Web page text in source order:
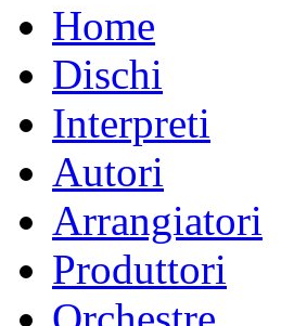
Home
Dischi
Interpreti
Autori
Arrangiatori
Produttori